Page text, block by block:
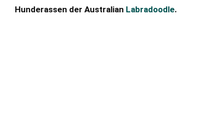
Hunderassen der Australian Labradoodle.